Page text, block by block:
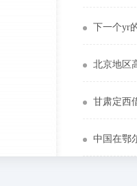
下一个yr
中国在鄂